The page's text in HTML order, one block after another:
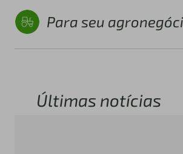
Para seu
Últimas notícias